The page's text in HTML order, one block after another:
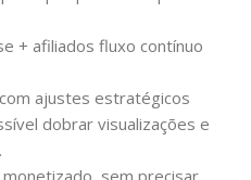
+ afiliados fluxo contínuo
ajustes estratégicos
dobrar visualizações e
monetizado, sem precisar